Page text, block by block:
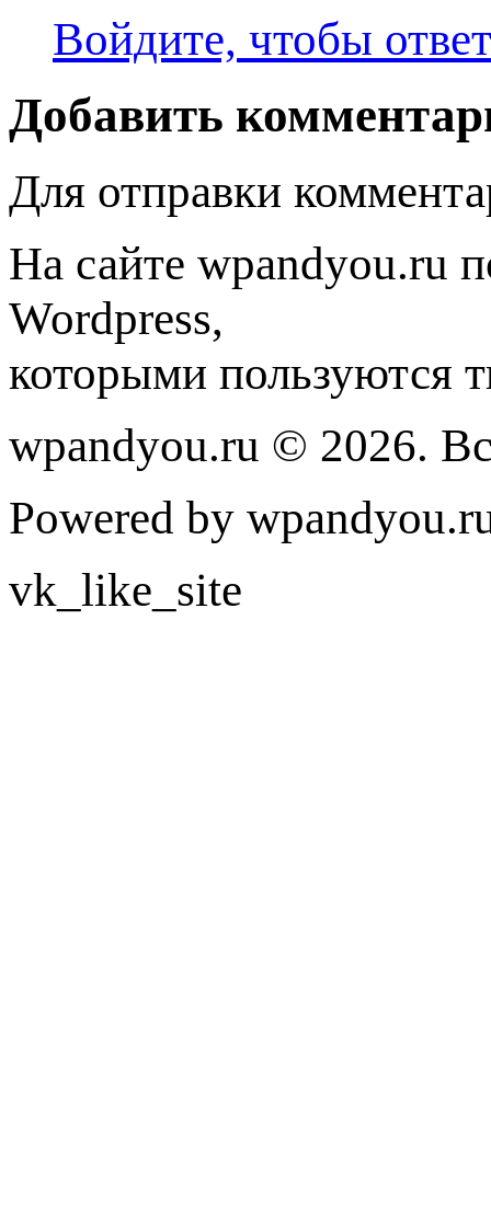
Войдите, чтобы
Добавить
Для отправки
На сайте wpandyou.ru
Wordpress,
которыми пользуются
wpandyou.ru © 2026.
Powered by
vk_like_site